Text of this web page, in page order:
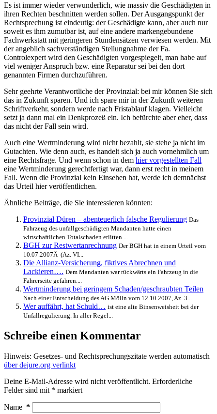
Es ist immer wieder verwunderlich, wie massiv die Geschädigten in
ihren Rechten beschnitten werden sollen. Der Ausgangspunkt der
Rechtsprechung ist eindeutig: der Geschädigte kann, aber auch nur
soweit es ihm zumutbar ist, auf eine andere markengebundene
Fachwerkstatt mit geringeren Stundensätzen verwiesen werden. Mit
der angeblich sachverständigen Stellungnahme der Fa.
Controlexpert wird den Geschädigten vorgespiegelt, man habe auf
viel weniger Anspruch bzw. eine Reparatur sei bei den dort
genannten Firmen durchzuführen.
Sehr geehrte Verantwortliche der Provinzial: bei mir können Sie sich
das in Zukunft sparen. Und ich spare mir in der Zukunft weiteren
Schriftverkehr, sondern werde nach Fristablauf klagen. Vielleicht
setzt ja dann mal ein Denkprozeß ein. Ich befürchte aber eher, dass
das nicht der Fall sein wird.
Auch eine Wertminderung wird nicht bezahlt, sie stehe ja nicht im
Gutachten. Wie denn auch, es handelt sich ja auch vornehmlich um
eine Rechtsfrage. Und wenn schon in dem hier vorgestellten Fall
eine Wertminderung gerechtfertigt war, dann erst recht in meinem
Fall. Wenn die Provinzial kein Einsehen hat, werde ich demnächst
das Urteil hier veröffentlichen.
Ähnliche Beiträge, die Sie interessieren könnten:
Provinzial Düren – abenteuerlich falsche Regulierung Das
Fahrzeug des unfallgeschädigten Mandanten hatte einen
wirtschaftlichen Totalschaden erlitten....
BGH zur Restwertanrechnung Der BGH hat in einem Urteil vom
10.07.2007Â (Az. VI...
Die Allianz-Versicherung, fiktives Abrechnen und
Lackieren…. Dem Mandanten war rückwärts ein Fahrzeug in die
Fahrerseite gefahren....
Wertminderung bei geringem Schaden/geschraubten Teilen
Nach einer Entscheidung des AG Mölln vom 12.10.2007, Az. 3...
Wer auffährt, hat Schuld… ist eine alte Binsenweisheit bei der
Unfallregulierung. In aller Regel...
Schreibe einen Kommentar
Hinweis: Gesetzes- und Rechtsprechungszitate werden automatisch
über dejure.org verlinkt
Deine E-Mail-Adresse wird nicht veröffentlicht. Erforderliche
Felder sind mit * markiert
Name *